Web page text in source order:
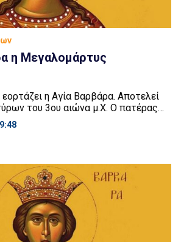
η Μεγαλομάρτυς
η Αγία Βαρβάρα. Αποτελεί
του 3ου αιώνα μ.Χ. Ο πατέρας
πλούσιους ειδωλολάτρες της
Διόσκορος. Μοναχοκόρη η
την Βαρβάρα μία ευσεβής